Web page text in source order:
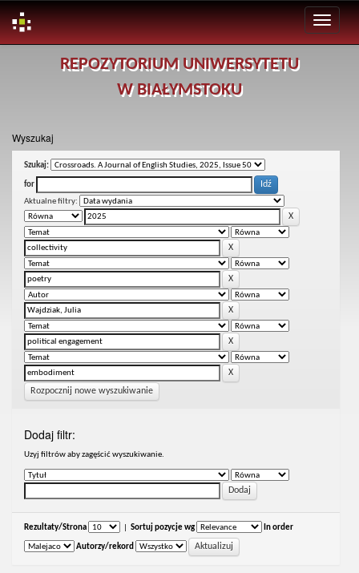
REPOZYTORIUM UNIWERSYTETU
W BIAŁYMSTOKU
Wyszukaj
Szukaj:
for
Aktualne filtry:
Rozpocznij nowe wyszukiwanie
Dodaj filtr:
Uzyj filtrów aby zagęścić wyszukiwanie.
Rezultaty/Strona Sortuj pozycje wg In order
Autorzy/rekord